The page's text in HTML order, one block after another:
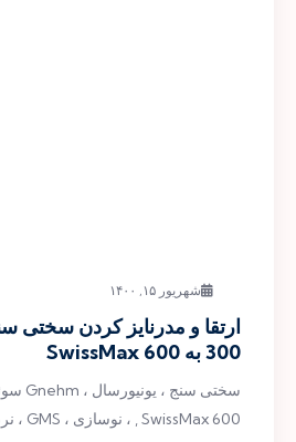
شهریور ۱۵, ۱۴۰۰
300 به SwissMax 600
, SwissMax 600 ، نوسازی ، GMS ، نرم افزار